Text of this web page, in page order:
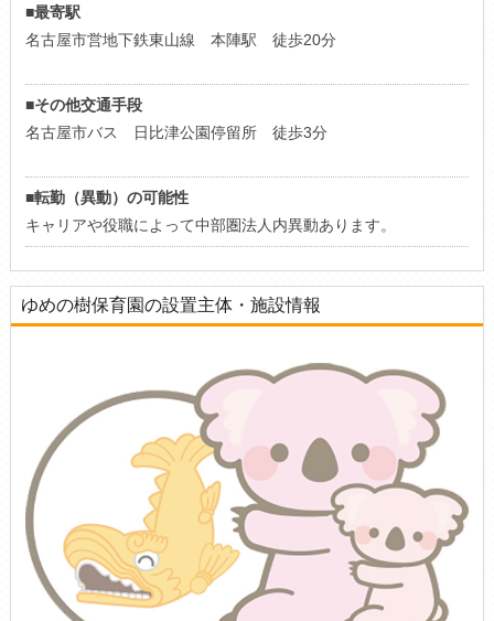
■最寄駅
名古屋市営地下鉄東山線 本陣駅 徒歩20分
■その他交通手段
名古屋市バス 日比津公園停留所 徒歩3分
■転勤（異動）の可能性
キャリアや役職によって中部圏法人内異動あります。
ゆめの樹保育園の設置主体・施設情報